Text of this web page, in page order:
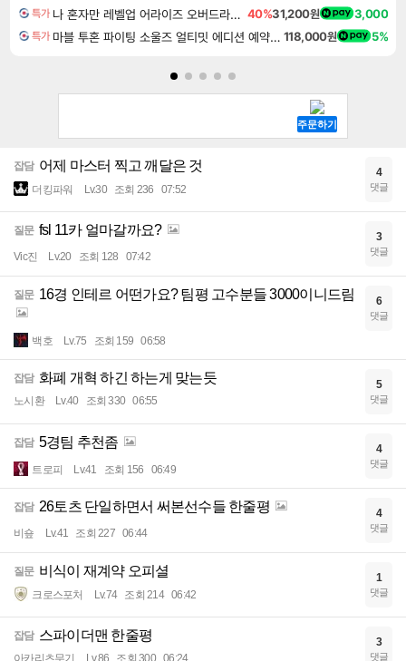
특가 나 혼자만 레벨업 어라이즈 오버드라이브 디럭스 에디션 Solo Leveling Arise Overdrive Deluxe Edition 40%31,200원 3,000
특가 마블 투혼 파이팅 소울즈 얼티밋 에디션 예약구매 MARVEL Tokon Fighting Souls Ultimate Edition Pre-Purchase 118,000원 5%
잡담 어제 마스터 찍고 깨달은 것
더킹파워 Lv.30 조회 236 07:52
4
댓글
질문 fsl 11카 얼마갈까요?
Vic진 Lv.20 조회 128 07:42
3
댓글
질문 16경 인테르 어떤가요? 팀평 고수분들 3000이니드림
백호 Lv.75 조회 159 06:58
6
댓글
잡담 화폐 개혁 하긴 하는게 맞는듯
노시환 Lv.40 조회 330 06:55
5
댓글
잡담 5경팀 추천좀
트로피 Lv.41 조회 156 06:49
4
댓글
잡담 26토츠 단일하면서 써본선수들 한줄평
비숖 Lv.41 조회 227 06:44
4
댓글
질문 비식이 재계약 오피셜
크로스포처 Lv.74 조회 214 06:42
1
댓글
잡담 스파이더맨 한줄평
아카리츠무기 Lv.86 조회 300 06:24
3
댓글